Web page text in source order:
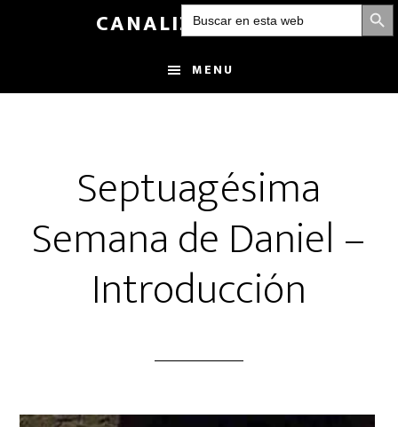
Buscar:
content
CANALIZANDOLUZ
MENU
Septuagésima
Semana de Daniel –
Introducción